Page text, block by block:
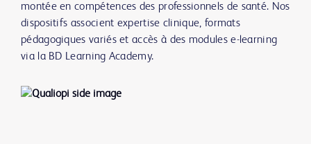
montée en compétences des professionnels de santé. Nos
dispositifs associent expertise clinique, formats
pédagogiques variés et accès à des modules e-learning
via la BD Learning Academy.